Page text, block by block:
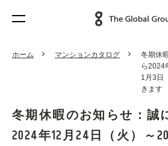
ホーム マンションカタログ
冬期休
ら2024
1月3日
きます
冬期休暇のお知らせ：誠
2024年12月24日（火）～